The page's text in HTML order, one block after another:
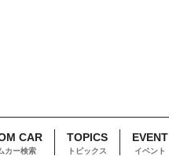
CAR
カー検索
TOPICS
トピックス
EVENT
イベント